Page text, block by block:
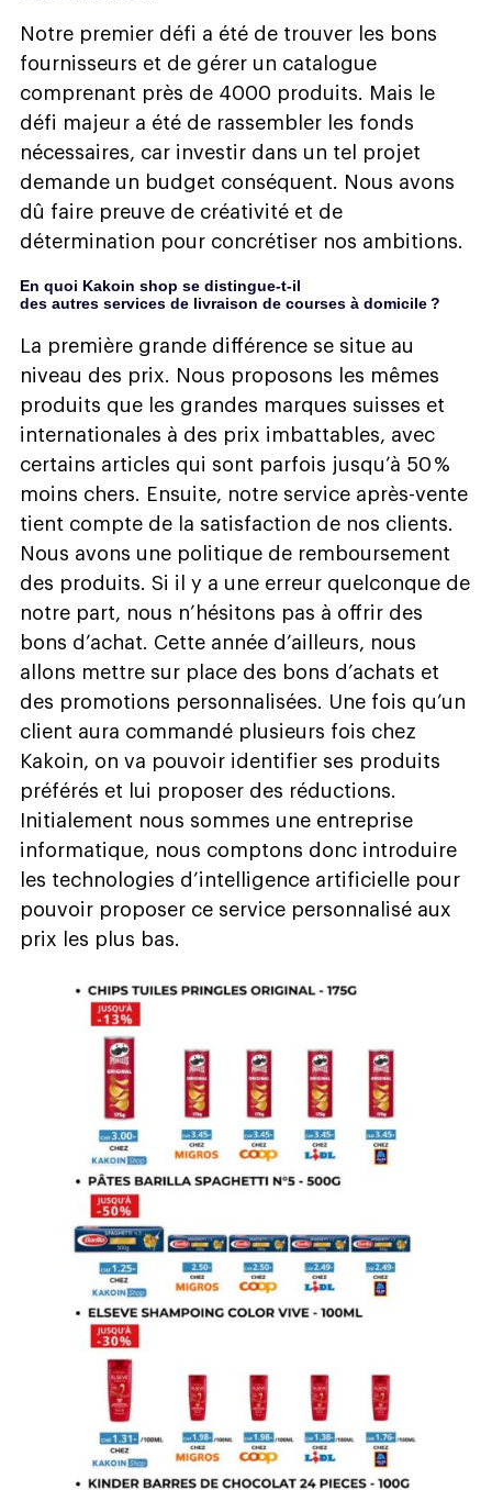
Notre premier défi a été de trouver les bons
fournisseurs et de gérer un catalogue
comprenant près de 4000 produits. Mais le
défi majeur a été de rassembler les fonds
nécessaires, car investir dans un tel projet
demande un budget conséquent. Nous avons
dû faire preuve de créativité et de
détermination pour concrétiser nos ambitions.
En quoi Kakoin shop se distingue-t-il
des autres services de livraison de courses à domicile ?
La première grande différence se situe au
niveau des prix. Nous proposons les mêmes
produits que les grandes marques suisses et
internationales à des prix imbattables, avec
certains articles qui sont parfois jusqu’à 50 %
moins chers. Ensuite, notre service après-vente
tient compte de la satisfaction de nos clients.
Nous avons une politique de remboursement
des produits. Si il y a une erreur quelconque de
notre part, nous n’hésitons pas à offrir des
bons d’achat. Cette année d’ailleurs, nous
allons mettre sur place des bons d’achats et
des promotions personnalisées. Une fois qu’un
client aura commandé plusieurs fois chez
Kakoin, on va pouvoir identifier ses produits
préférés et lui proposer des réductions.
Initialement nous sommes une entreprise
informatique, nous comptons donc introduire
les technologies d’intelligence artificielle pour
pouvoir proposer ce service personnalisé aux
prix les plus bas.